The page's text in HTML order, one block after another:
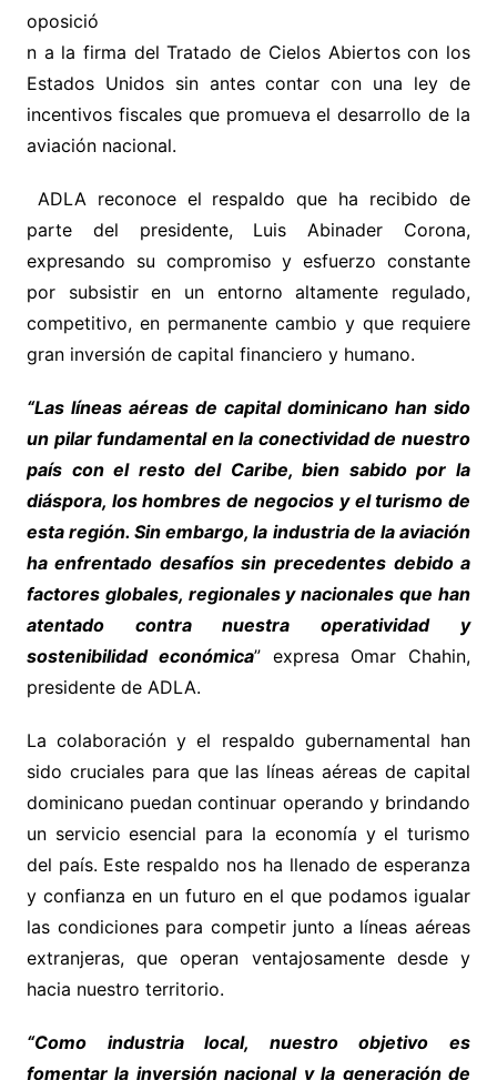
oposició
n a la firma del Tratado de Cielos Abiertos con los
Estados Unidos sin antes contar con una ley de
incentivos fiscales que promueva el desarrollo de la
aviación nacional.
ADLA reconoce el respaldo que ha recibido de
parte del presidente, Luis Abinader Corona,
expresando su compromiso y esfuerzo constante
por subsistir en un entorno altamente regulado,
competitivo, en permanente cambio y que requiere
gran inversión de capital financiero y humano.
“Las líneas aéreas de capital dominicano han sido
un pilar fundamental en la conectividad de nuestro
país con el resto del Caribe, bien sabido por la
diáspora, los hombres de negocios y el turismo de
esta región. Sin embargo, la industria de la aviación
ha enfrentado desafíos sin precedentes debido a
factores globales, regionales y nacionales que han
atentado contra nuestra operatividad y
sostenibilidad económica” expresa Omar Chahin,
presidente de ADLA.
La colaboración y el respaldo gubernamental han
sido cruciales para que las líneas aéreas de capital
dominicano puedan continuar operando y brindando
un servicio esencial para la economía y el turismo
del país. Este respaldo nos ha llenado de esperanza
y confianza en un futuro en el que podamos igualar
las condiciones para competir junto a líneas aéreas
extranjeras, que operan ventajosamente desde y
hacia nuestro territorio.
“Como industria local, nuestro objetivo es
fomentar la inversión nacional y la generación de